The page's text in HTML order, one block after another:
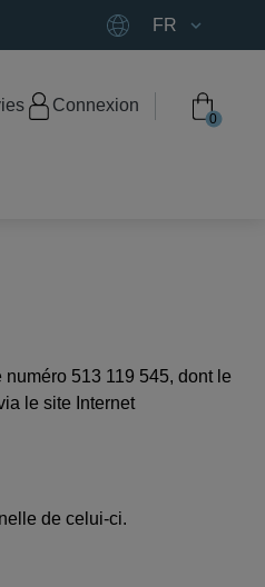
FR
Connexion
0
513 119 545, dont le
le site Internet
de celui-ci.